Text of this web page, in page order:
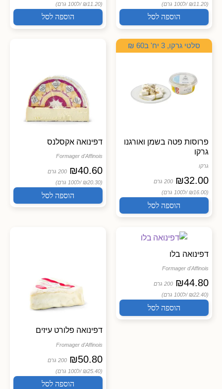
(₪11.20 /
ל100 גרם)
הוספה לסל
(₪11.20 /
ל100 גרם)
הוספה לסל
סלטי גרקו, 3 יח' ב60 ₪
פרוסות פטה בשמן ואורגנו
גרקו
גרקו
₪32.00
200 גרם
(₪16.00 /
ל100 גרם)
הוספה לסל
דפינואה אקסלנס
Formager d'Affinois
₪40.60
200 גרם
(₪20.30 /
ל100 גרם)
הוספה לסל
דפינואה בלו
Formager d'Affinois
₪44.80
200 גרם
(₪22.40 /
ל100 גרם)
הוספה לסל
דפינואה פלורט עיזים
Fromager d'Affinois
₪50.80
200 גרם
(₪25.40 /
ל100 גרם)
הוספה לסל